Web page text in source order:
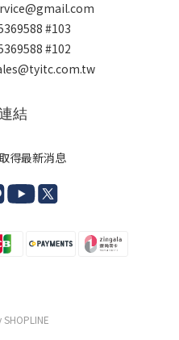
#103
#102
結
得最新消息